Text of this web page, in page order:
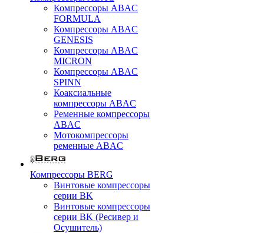
Компрессоры ABAC
FORMULA
Компрессоры ABAC
GENESIS
Компрессоры ABAC
MICRON
Компрессоры ABAC
SPINN
Коаксиальные
компрессоры ABAC
Ременные компрессоры
ABAC
Мотокомпрессоры
ременные ABAC
Компрессоры BERG
Винтовые компрессоры
серии BK
Винтовые компрессоры
серии BK (Ресивер и
Осушитель)